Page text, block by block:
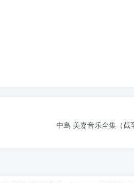
中島 美嘉音乐全集（截